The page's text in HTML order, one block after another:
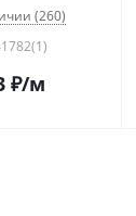
(260)
₽/м